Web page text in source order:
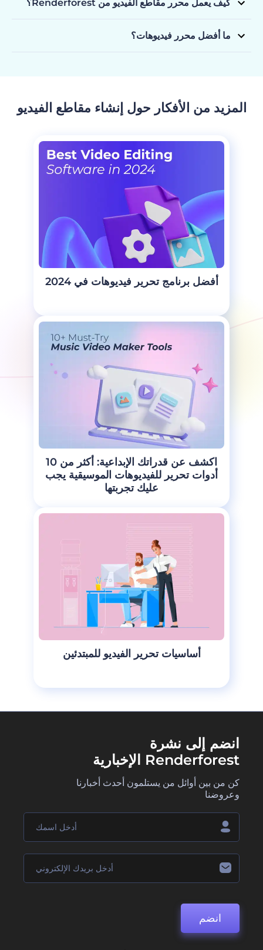
للجميع، سواء كنت محترف أو تنشئ مقاطع فيديو لوسائل التواصل
Renderforest، يمكنك إنشاء مقاطع الفيديو على الإنترنت باختيار
فيديوهات رائعة.
كيف يعمل محرر مقاطع الفيديو من Renderforest؟
يقدم محرر مقاطع الفيديو من Renderforest مجموعة متنوعة من
النماذج وأدوات التحرير التي يمكنك استخدامها لإنشاء مقاطع فيديو
بجودة احترافية في دقائق. اختر نموذج، وخصصه بلقطاتك ومحتواك
ما أفضل محرر فيديوهات؟
أفضل محرر مقاطع فيديو يعتمد على احتياجاتك في صناعة المحتوى.
المزيد من الأفكار حول إنشاء مقاطع الفيديو
أفضل برنامج تحرير فيديوهات في 2024
اكشف عن قدراتك الإبداعية: أكثر من 10
أدوات تحرير للفيديوهات الموسيقية يجب
عليك تجربتها
أساسيات تحرير الفيديو للمبتدئين
انضم إلى نشرة
Renderforest الإخبارية
كن من بين أوائل من يستلمون أحدث أخبارنا
وعروضنا
انضم